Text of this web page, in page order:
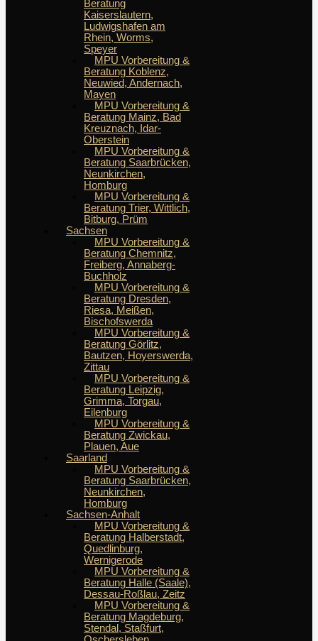
Beratung
Kaiserslautern,
Ludwigshafen am
Rhein, Worms,
Speyer
MPU Vorbereitung &
Beratung Koblenz,
Neuwied, Andernach,
Mayen
MPU Vorbereitung &
Beratung Mainz, Bad
Kreuznach, Idar-
Oberstein
MPU Vorbereitung &
Beratung Saarbrücken,
Neunkirchen,
Homburg
MPU Vorbereitung &
Beratung Trier, Wittlich,
Bitburg, Prüm
Sachsen
MPU Vorbereitung &
Beratung Chemnitz,
Freiberg, Annaberg-
Buchholz
MPU Vorbereitung &
Beratung Dresden,
Riesa, Meißen,
Bischofswerda
MPU Vorbereitung &
Beratung Görlitz,
Bautzen, Hoyerswerda,
Zittau
MPU Vorbereitung &
Beratung Leipzig,
Grimma, Torgau,
Eilenburg
MPU Vorbereitung &
Beratung Zwickau,
Plauen, Aue
Saarland
MPU Vorbereitung &
Beratung Saarbrücken,
Neunkirchen,
Homburg
Sachsen-Anhalt
MPU Vorbereitung &
Beratung Halberstadt,
Quedlinburg,
Wernigerode
MPU Vorbereitung &
Beratung Halle (Saale),
Dessau-Roßlau, Zeitz
MPU Vorbereitung &
Beratung Magdeburg,
Stendal, Staßfurt,